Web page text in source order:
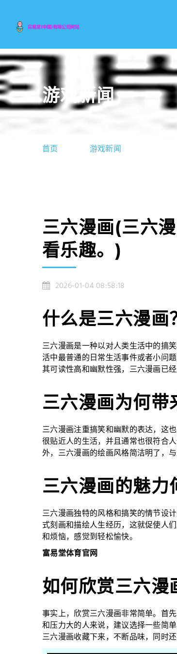
游戏新闻
首页 游戏新闻
三六漫画(三六
看乐趣。)
2026-01-04 08:58:18
什么是三六漫画
三六漫画是一种以对人类生活中的搞
活中最普通的日常生活事件或者小问
其可读性高和幽默性强，三六漫画已
三六漫画为何带
三六漫画注重搞笑和幽默的表达，这
很贴近人的生活，并且通常也很符合
外，三六漫画的绘画风格简洁明了，
三六漫画的魅力
三六漫画独特的风格和搞笑的情节设
式刻画和描绘人生经历，这就促使人
和烦恼，感觉到轻松愉快。
富易堂体育官网
如何欣赏三六漫
事实上，欣赏三六漫画非常简单。首
和压力大的人来说，建议选择一些简
三六漫画收藏下来，不断品味，同时